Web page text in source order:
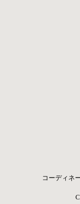
コーディネ